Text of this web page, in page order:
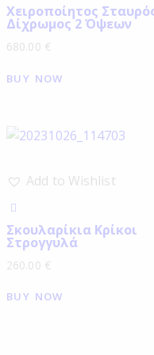
Χειροποίητος
Δίχρωμος 2 Όψεων
680.00 €
BUY NOW
Add to Wishlist
Σκουλαρίκια Κρίκοι
Στρογγυλά
260.00 €
BUY NOW